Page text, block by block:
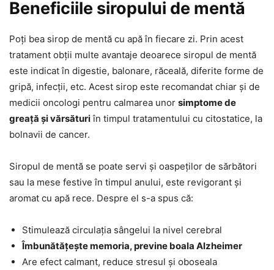
Beneficiile siropului de mentă
Poți bea sirop de mentă cu apă în fiecare zi. Prin acest
tratament obții multe avantaje deoarece siropul de mentă
este indicat în digestie, balonare, răceală, diferite forme de
gripă, infecții, etc. Acest sirop este recomandat chiar și de
medicii oncologi pentru calmarea unor simptome de
greață și vărsăturiîn timpul tratamentului cu citostatice, la
bolnavii de cancer.
Siropul de mentă se poate servi și oaspeților de sărbători
sau la mese festive în timpul anului, este revigorant și
aromat cu apă rece. Despre el s-a spus că:
Stimulează circulația sângelui la nivel cerebral
Îmbunătățește memoria, previne boala Alzheimer
Are efect calmant, reduce stresul și oboseala